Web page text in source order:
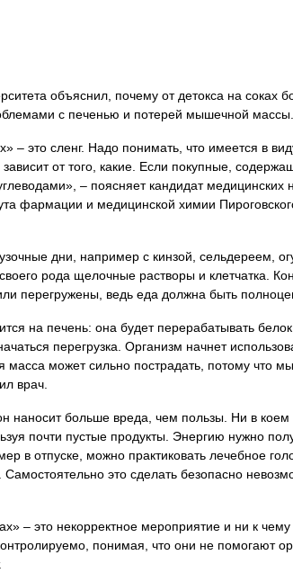
объяснил, почему от детокса на соках
с печенью и потерей мышечной массы.
– это сленг. Надо понимать, что имеется в
зависит от того, какие. Если покупные,
– поясняет кандидат
фармации и медицинской химии
дни, например с кинзой, сельдереем,
рода щелочные растворы и клетчатка.
перегружены, ведь еда должна быть
на печень: она будет перерабатывать
перегрузка. Организм начнет
может сильно пострадать, потому что
врач.
наносит больше вреда, чем пользы. Ни в коем
почти пустые продукты. Энергию нужно
в отпуске, можно практиковать лечебное
Самостоятельно это сделать безопасно
– это некорректное мероприятие и ни к
понимая, что они не помогают